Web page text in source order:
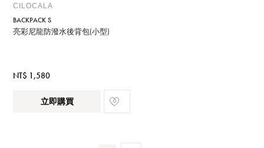
CILOCALA
BACKPACK S
亮彩尼龍防潑水後背包(小型)
NT$ 1,580
立即購買